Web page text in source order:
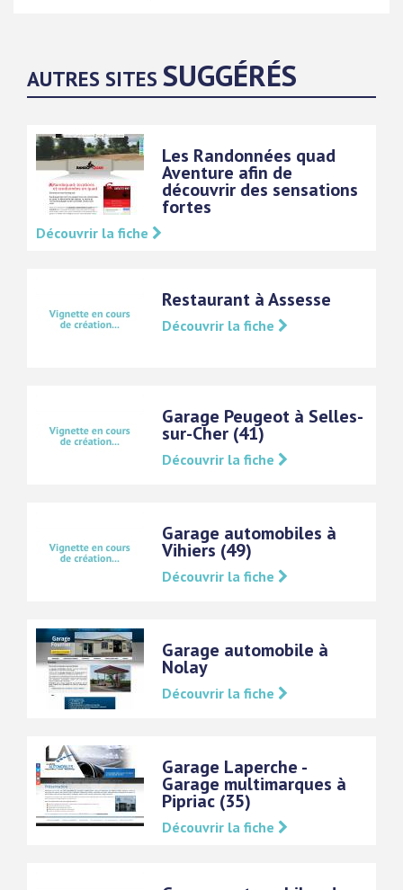
AUTRES SITES SUGGÉRÉS
Les Randonnées quad
Aventure afin de
découvrir des sensations
fortes
Découvrir la fiche
Restaurant à Assesse
Découvrir la fiche
Garage Peugeot à Selles-
sur-Cher (41)
Découvrir la fiche
Garage automobiles à
Vihiers (49)
Découvrir la fiche
Garage automobile à
Nolay
Découvrir la fiche
Garage Laperche -
Garage multimarques à
Pipriac (35)
Découvrir la fiche